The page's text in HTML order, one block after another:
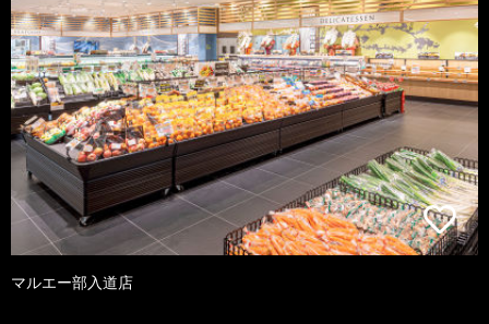
マルエー部入道店